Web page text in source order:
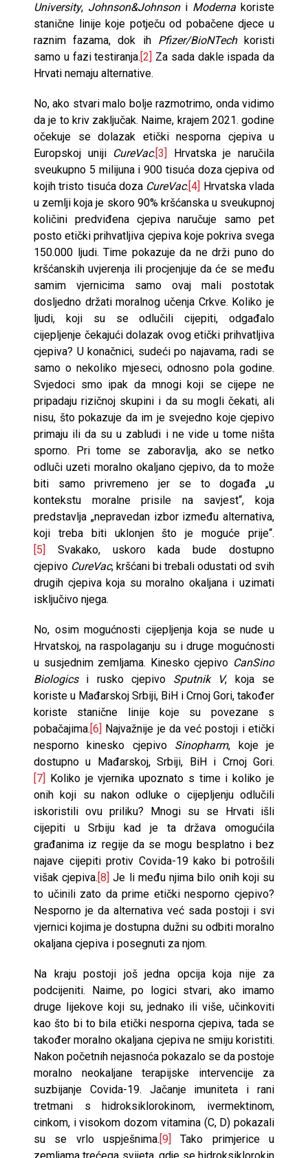
University, Johnson&Johnsoni Moderna koriste
stanične linije koje potječu od pobačene djece u
raznim fazama, dok ih Pfizer/BioNTechkoristi
samo u fazi testiranja.[2] Za sada dakle ispada da
Hrvati nemaju alternative.
No, ako stvari malo bolje razmotrimo, onda vidimo
da je to kriv zaključak. Naime, krajem 2021. godine
očekuje se dolazak etički nesporna cjepiva u
Europskoj uniji CureVac.[3]
Hrvatska je naručila
sveukupno 5 milijuna i 900 tisuća doza cjepiva od
kojih tristo tisuća doza CureVac.[4] Hrvatska vlada
u zemlji koja je skoro 90% kršćanska u sveukupnoj
količini predviđena cjepiva naručuje samo pet
posto etički prihvatljiva cjepiva koje pokriva svega
150.000 ljudi. Time pokazuje da ne drži puno do
kršćanskih uvjerenja ili procjenjuje da će se među
samim vjernicima samo ovaj mali postotak
dosljedno držati moralnog učenja Crkve. Koliko je
ljudi, koji su se odlučili cijepiti, odgađalo
cijepljenje čekajući dolazak ovog etički prihvatljiva
cjepiva? U konačnici, sudeći po najavama, radi se
samo o nekoliko mjeseci, odnosno pola godine.
Svjedoci smo ipak da mnogi koji se cijepe ne
pripadaju rizičnoj skupini i da su mogli čekati, ali
nisu, što pokazuje da im je svejedno koje cjepivo
primaju ili da su u zabludi i ne vide u tome ništa
sporno. Pri tome se zaboravlja, ako se netko
odluči uzeti moralno okaljano cjepivo, da to može
biti samo privremeno jer se to događa „u
kontekstu moralne prisile na savjest“, koja
predstavlja „nepravedan izbor između alternativa,
koji treba biti uklonjen što je moguće prije“.
[5]
Svakako, uskoro kada bude dostupno
cjepivo CureVac, kršćani bi trebali odustati od svih
drugih cjepiva koja su moralno okaljana i uzimati
isključivo njega.
No, osim mogućnosti cijepljenja koja se nude u
Hrvatskoj, na raspolaganju su i druge mogućnosti
u susjednim zemljama. Kinesko cjepivo CanSino
Biologicsi rusko cjepivo Sputnik V, koja se
koriste u Mađarskoj Srbiji, BiH i Crnoj Gori, također
koriste stanične linije koje su povezane s
pobačajima.[6] Najvažnije je da već postoji i etički
nesporno kinesko cjepivo Sinopharm, koje je
dostupno u Mađarskoj, Srbiji, BiH i Crnoj Gori.
[7] Koliko je vjernika upoznato s time i koliko je
onih koji su nakon odluke o cijepljenju odlučili
iskoristili ovu priliku? Mnogi su se Hrvati išli
cijepiti u Srbiju kad je ta država omogućila
građanima iz regije da se mogu besplatno i bez
najave cijepiti protiv Covida-19 kako bi potrošili
višak cjepiva.[8] Je li među njima bilo onih koji su
to učinili zato da prime etički nesporno cjepivo?
Nesporno je da alternativa već sada postoji i svi
vjernici kojima je dostupna dužni su odbiti moralno
okaljana cjepiva i posegnuti za njom.
Na kraju postoji još jedna opcija koja nije za
podcijeniti. Naime, po logici stvari, ako imamo
druge lijekove koji su, jednako ili više, učinkoviti
kao što bi to bila etički nesporna cjepiva, tada se
također moralno okaljana cjepiva ne smiju koristiti.
Nakon početnih nejasnoća pokazalo se da postoje
moralno neokaljane terapijske intervencije za
suzbijanje Covida-19. Jačanje imuniteta i rani
tretmani s hidroksiklorokinom, ivermektinom,
cinkom, i visokom dozom vitamina (C, D) pokazali
su se vrlo uspješnima.[9]
Tako primjerice u